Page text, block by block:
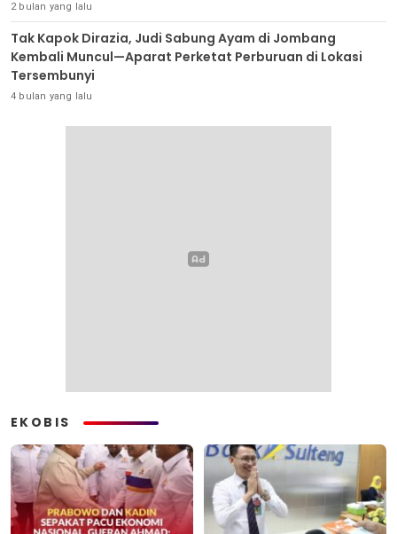
2 bulan yang lalu
Tak Kapok Dirazia, Judi Sabung Ayam di Jombang
Kembali Muncul—Aparat Perketat Perburuan di Lokasi
Tersembunyi
4 bulan yang lalu
EKOBIS